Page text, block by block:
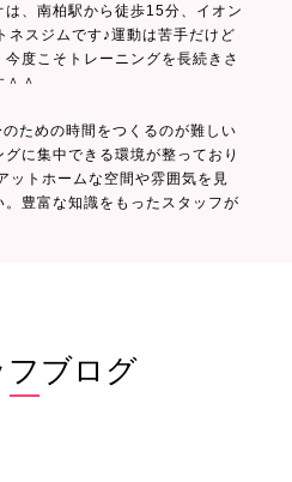
、南柏駅から徒歩15分、イオン
ネスジムです♪運動は苦手だけど
度こそトレーニングを長続きさ
＾
ための時間をつくるのが難しい
に集中できる環境が整っており
ットホームな空間や雰囲気を見
豊富な知識をもったスタッフが
フブログ